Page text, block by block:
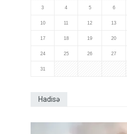
3 4 5 6
10 11 12 13
17 18 19 20
24 25 26 27
31
Hadisə